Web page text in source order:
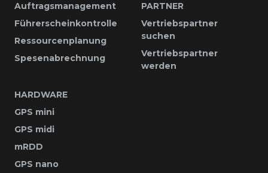
Auftragsmanagement
Führerscheinkontrolle
Ressourcenplanung
Spesenabrechnung
HARDWARE
GPS mini
GPS midi
mRDD
GPS nano
PARTNER
Vertriebspartner
suchen
Vertriebspartner
werden